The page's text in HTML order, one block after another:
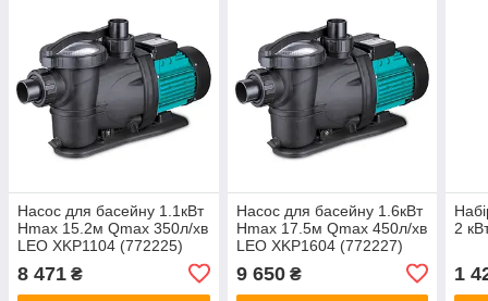
Насос для басейну 1.1кВт
Hmax 15.2м Qmax 350л/хв
LEO XKP1104 (772225)
8 471 ₴
Насос для басейну 1.6кВт
Hmax 17.5м Qmax 450л/хв
LEO XKP1604 (772227)
9 650₴
2
1